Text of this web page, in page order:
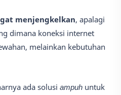
menjengkelkan, apalagi
dimana koneksi internet
melainkan kebutuhan
ada solusi ampuh untuk